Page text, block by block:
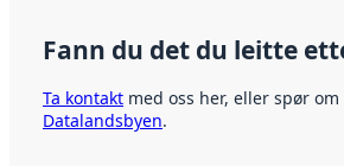
Fann du det du leitte
Ta kontakt med oss her, eller spør
Datalandsbyen.